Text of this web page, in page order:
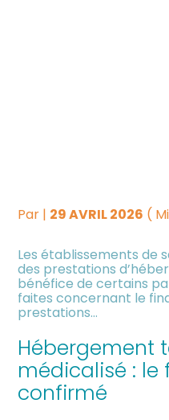
Construire votre
Être prêt pour la
électronique
Investir dans la
meublée
Par | 29 AVRIL 2026 (
Les établissements de
des prestations
bénéfice de certains
faites concernant le
prestations…
Hébergement
médicalisé :
confirmé